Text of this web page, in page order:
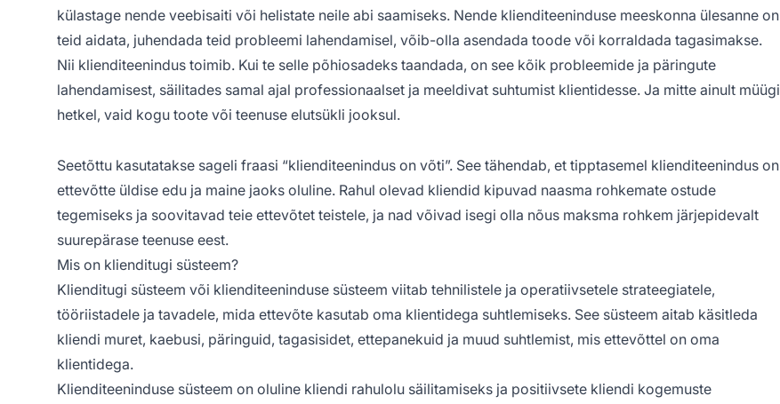
külastage nende veebisaiti või helistate neile abi saamiseks. Nende klienditeeninduse meeskonna ülesanne on
teid aidata, juhendada teid probleemi lahendamisel, võib-olla asendada toode või korraldada tagasimakse.
Nii klienditeenindus toimib. Kui te selle põhiosadeks taandada, on see kõik probleemide ja päringute
lahendamisest, säilitades samal ajal professionaalset ja meeldivat suhtumist klientidesse. Ja mitte ainult müügi
hetkel, vaid kogu toote või teenuse elutsükli jooksul.
Seetõttu kasutatakse sageli fraasi “klienditeenindus on võti”. See tähendab, et tipptasemel klienditeenindus on
ettevõtte üldise edu ja maine jaoks oluline. Rahul olevad kliendid kipuvad naasma rohkemate ostude
tegemiseks ja soovitavad teie ettevõtet teistele, ja nad võivad isegi olla nõus maksma rohkem järjepidevalt
suurepärase teenuse eest.
Mis on klienditugi süsteem?
Klienditugi süsteem või klienditeeninduse süsteem viitab tehnilistele ja operatiivsetele strateegiatele,
tööriistadele ja tavadele, mida ettevõte kasutab oma klientidega suhtlemiseks. See süsteem aitab käsitleda
kliendi muret, kaebusi, päringuid, tagasisidet, ettepanekuid ja muud suhtlemist, mis ettevõttel on oma
klientidega.
Klienditeeninduse süsteem on oluline kliendi rahulolu säilitamiseks ja positiivsete kliendi kogemuste